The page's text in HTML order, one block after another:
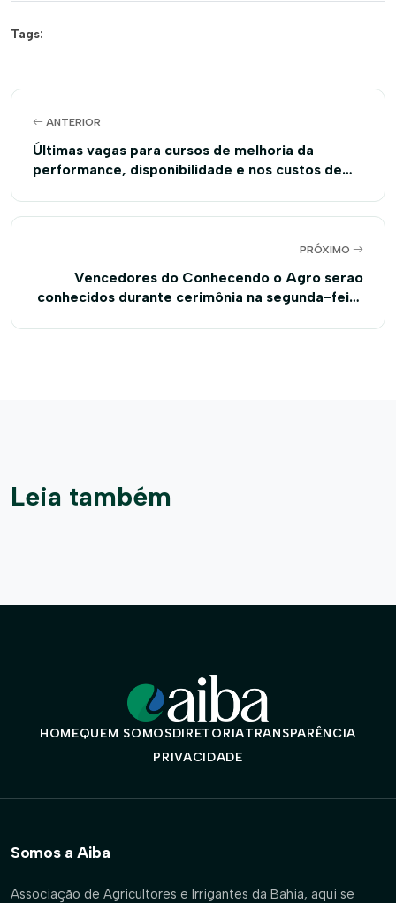
Tags:
ANTERIOR
Últimas vagas para cursos de melhoria da
performance, disponibilidade e nos custos de
PRÓXIMO
Vencedores do Conhecendo o Agro serão
conhecidos durante cerimônia na segunda-feira
Leia também
HOMEQUEM SOMOSDIRETORIATRANSPARÊNCIA
PRIVACIDADE
Somos a Aiba
Associação de Agricultores e Irrigantes da Bahia, aqui se